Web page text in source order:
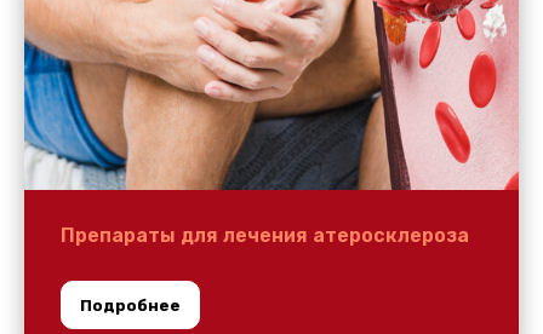
Препараты для лечения атеросклероза
Подробнее